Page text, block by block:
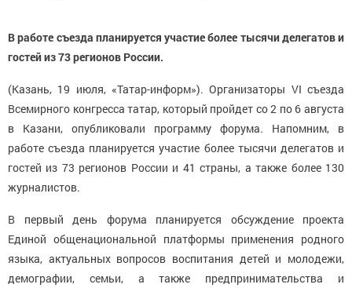
В работе съезда планируется участие более тысячи делегатов и
гостей из 73 регионов России.
(Казань, 19 июля, «Татар-информ»). Организаторы VI съезда
Всемирного конгресса татар, который пройдет со 2 по 6 августа
в Казани, опубликовали программу форума. Напомним, в
работе съезда планируется участие более тысячи делегатов и
гостей из 73 регионов России и 41 страны, а также более 130
журналистов.
В первый день форума планируется обсуждение проекта
Единой общенациональной платформы применения родного
языка, актуальных вопросов воспитания детей и молодежи,
демографии, семьи, а также предпринимательства и